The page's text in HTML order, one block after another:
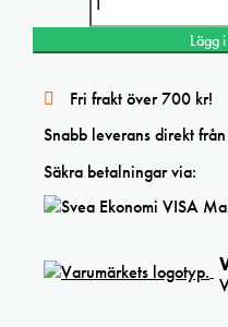
Lägg
Fri frakt över 700 kr!
Snabb leverans direkt
Säkra betalningar via: